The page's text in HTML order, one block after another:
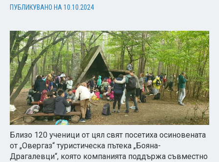
ПУБЛИКУВАНО НА 10.10.2024
Близо 120 ученици от цял свят посетиха осиновената
от „Овергаз“ туристическа пътека „Бояна-
Драгалевци“, която компанията поддържа съвместно